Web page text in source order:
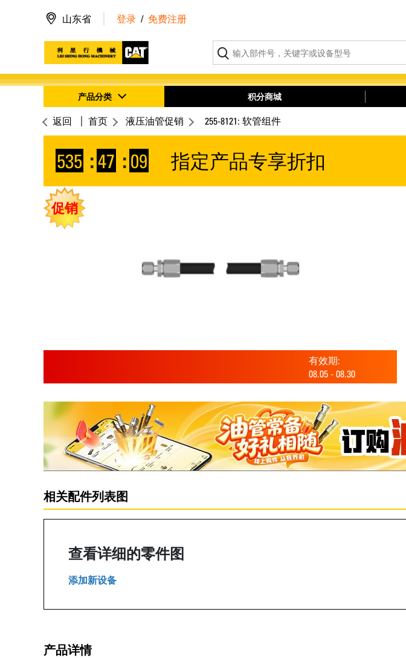
山东省 登录 / 免费注册
产品分类 积分商城
返回 首页 液压油管促销 255-8121: 软管组件
535 :47 : 08 指定产品专享折扣
促销
有效期:
08.05 - 08.30
相关配件列表图
查看详细的零件图
添加新设备
产品详情